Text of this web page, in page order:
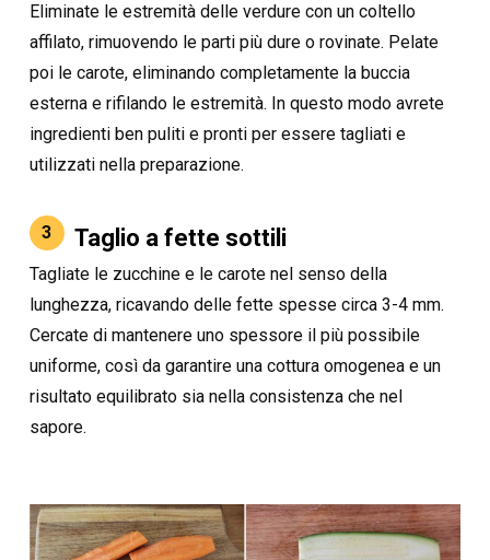
Eliminate le estremità delle verdure con un coltello
affilato, rimuovendo le parti più dure o rovinate. Pelate
poi le carote, eliminando completamente la buccia
esterna e rifilando le estremità. In questo modo avrete
ingredienti ben puliti e pronti per essere tagliati e
utilizzati nella preparazione.
3 Taglio a fette sottili
Tagliate le zucchine e le carote nel senso della
lunghezza, ricavando delle fette spesse circa 3-4 mm.
Cercate di mantenere uno spessore il più possibile
uniforme, così da garantire una cottura omogenea e un
risultato equilibrato sia nella consistenza che nel
sapore.